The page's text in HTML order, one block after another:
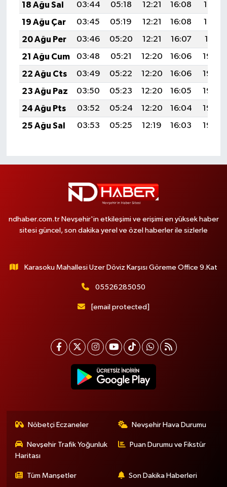
18 Ağu Sal
03:44 05:18 12:21 16:08
19:14
19 Ağu Çar
03:45 05:19 12:21 16:08
19:12
20 Ağu Per
03:46 05:20 12:21 16:07
19:11
21 Ağu Cum
03:48 05:21 12:20 16:06
19:09
22 Ağu Cts
03:49 05:22 12:20 16:06
19:08
23 Ağu Paz
03:50 05:23 12:20 16:05
19:06
24 Ağu Pts
03:52 05:24 12:20 16:04
19:05
25 Ağu Sal
03:53 05:25 12:19 16:03 19:03
ndhaber.com.tr Nevşehir'in etkileşimi ve erişimi en yüksek haber
sitesi güncel, son dakika yerel ve özel haberler ile sizlerle
Karasoku Mahallesi Uzer Döviz Karşısı Göreme Office 9.Kat
05526285050
[email protected]
Nöbetçi Eczaneler Nevşehir Hava Durumu
Nevşehir Trafik Yoğunluk
Haritası
Puan Durumu ve Fikstür
Tüm Manşetler Son Dakika Haberleri